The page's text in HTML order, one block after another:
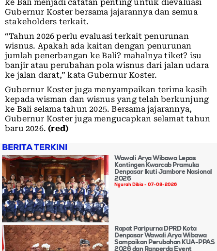
ke Bali menjadi catatan penting untuk dievaluasi
Gubernur Koster bersama jajarannya dan semua
stakeholders terkait.
“Tahun 2026 perlu evaluasi terkait penurunan
wisnus. Apakah ada kaitan dengan penurunan
jumlah penerbangan ke Bali? mahalnya tiket? isu
banjir atau perubahan pola wisnus dari jalan udara
ke jalan darat,” kata Gubernur Koster.
Gubernur Koster juga menyampaikan terima kasih
kepada wisman dan wisnus yang telah berkunjung
ke Bali selama tahun 2025. Bersama jajarannya,
Gubernur Koster juga mengucapkan selamat tahun
baru 2026.(red)
BERITA TERKINI
Wawali Arya Wibawa Lepas
Kontingen Kwarcab Pramuka
Denpasar Ikuti Jambore Nasional
2026
Ngurah Dibia 07-08-2026
Rapat Paripurna DPRD Kota
Denpasar Wawali Arya Wibawa
Sampaikan Perubahan KUA-PPAS
2026 dan Ranperda Event